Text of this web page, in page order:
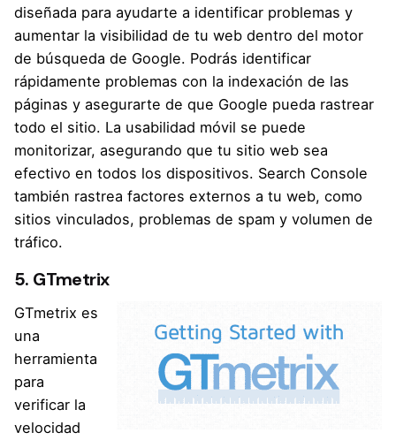
diseñada para ayudarte a identificar problemas y
aumentar la visibilidad de tu web dentro del motor
de búsqueda de Google. Podrás identificar
rápidamente problemas con la indexación de las
páginas y asegurarte de que Google pueda rastrear
todo el sitio. La usabilidad móvil se puede
monitorizar, asegurando que tu sitio web sea
efectivo en todos los dispositivos. Search Console
también rastrea factores externos a tu web, como
sitios vinculados, problemas de spam y volumen de
tráfico.
5. GTmetrix
GTmetrix es
una
herramienta
para
verificar la
velocidad